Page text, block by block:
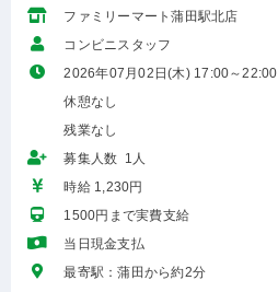
ファミリーマート蒲田駅北店
コンビニスタッフ
2026年07月02日(木) 17:00～22:00
休憩なし
残業なし
募集人数 1人
時給 1,230円
1500円まで実費支給
当日現金支払
最寄駅：蒲田から約2分